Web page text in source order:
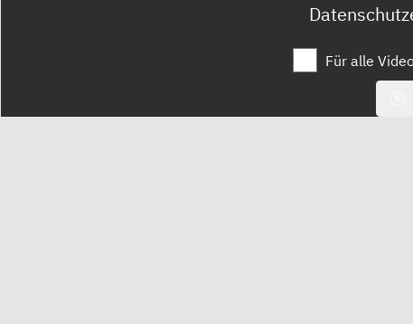
Für alle